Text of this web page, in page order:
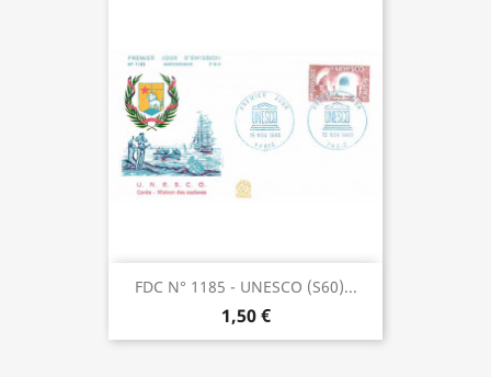
FDC N° 1185 - UNESCO (S60)...
1,50 €